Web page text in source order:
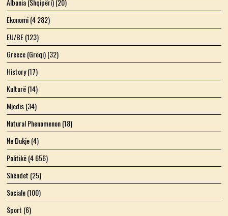
Albania (Shqipëri)(20)
Ekonomi(4 282)
EU/BE(123)
Greece (Greqi)(32)
History(17)
Kulturë(14)
Mjedis(34)
Natural Phenomenon(18)
Ne Dukje(4)
Politikë(4 656)
Shëndet (25)
Sociale(100)
Sport (6)